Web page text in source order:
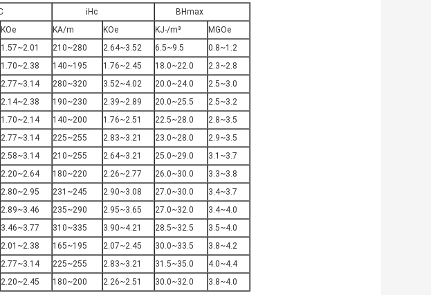
iHc
BHmax
KOe KA/m KOe KJ-/m³
MGOe
1.57~2.01 210~280 2.64~3.52 6.5~9.5
0.8~1.2
1.70~2.38 140~195 1.76~2.45 18.0~22.0
2.3~2.8
2.77~3.14 280~320 3.52~4.02 20.0~24.0
2.5~3.0
2.14~2.38 190~230 2.39~2.89 20.0~25.5
2.5~3.2
1.70~2.14 140~200 1.76~2.51 22.5~28.0
2.8~3.5
2.77~3.14 225~255 2.83~3.21 23.0~28.0
2.9~3.5
2.58~3.14 210~255 2.64~3.21 25.0~29.0
3.1~3.7
2.20~2.64 180~220 2.26~2.77 26.0~30.0
3.3~3.8
2.80~2.95 231~245 2.90~3.08 27.0~30.0
3.4~3.7
2.89~3.46 235~290 2.95~3.65 27.0~32.0
3.4~4.0
3.46~3.77 310~335 3.90~4.21 28.5~32.5
3.5~4.0
2.01~2.38 165~195 2.07~2.45 30.0~33.5
3.8~4.2
2.77~3.14 225~255 2.83~3.21 31.5~35.0
4.0~4.4
2.20~2.45 180~200 2.26~2.51 30.0~32.0 3.8~4.0